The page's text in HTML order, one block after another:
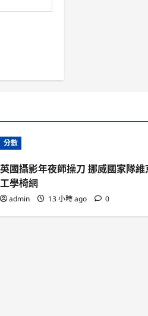
分數
英國攝影年夜師操刀 挪威國家隊
工學椅網
admin 13 小時 ago 0